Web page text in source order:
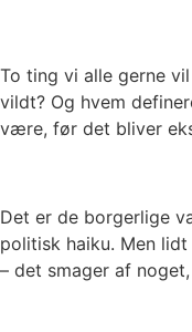
To ting vi alle gerne
vildt? Og hvem
være, før det bliver
Det er de borgerlige
politisk haiku. Men lidt
– det smager af